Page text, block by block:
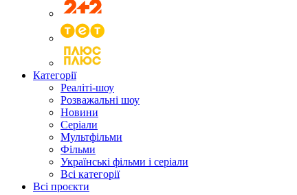
Категорії
Реаліті-шоу
Розважальні шоу
Новини
Серіали
Мультфільми
Фільми
Українські фільми і серіали
Всі категорії
Всі проєкти